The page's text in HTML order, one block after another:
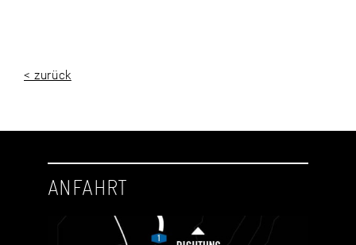
< zurück
ANFAHRT